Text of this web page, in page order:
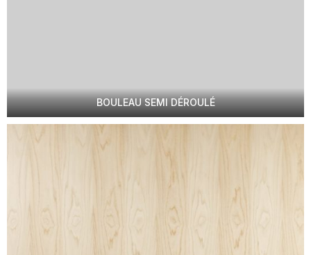
BOULEAU SEMI DÉROULÉ